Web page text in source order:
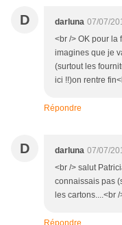
D darluna 07/07/
<br /> OK pour la
imagines que je
(surtout les
ici !!)on rentre
Répondre
D darluna 07/07/
<br /> salut
connaissais pas
les cartons....<br
Répondre